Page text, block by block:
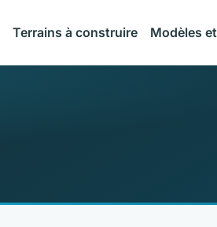
Terrains à construire Modèles